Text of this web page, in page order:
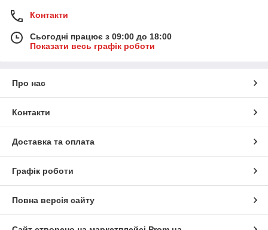
Контакти
Сьогодні працює з 09:00 до 18:00
Показати весь графік роботи
Про нас
Контакти
Доставка та оплата
Графік роботи
Повна версія сайту